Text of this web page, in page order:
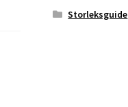
Storleksguide